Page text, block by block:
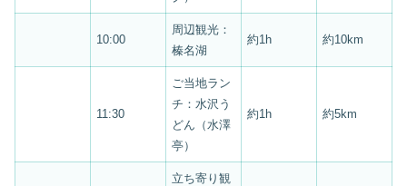
10:00
周辺観光：
榛名湖
約1h 約10km
11:30
ご当地ラン
チ：水沢う
どん（水澤
亭）
約1h 約5km
立ち寄り観